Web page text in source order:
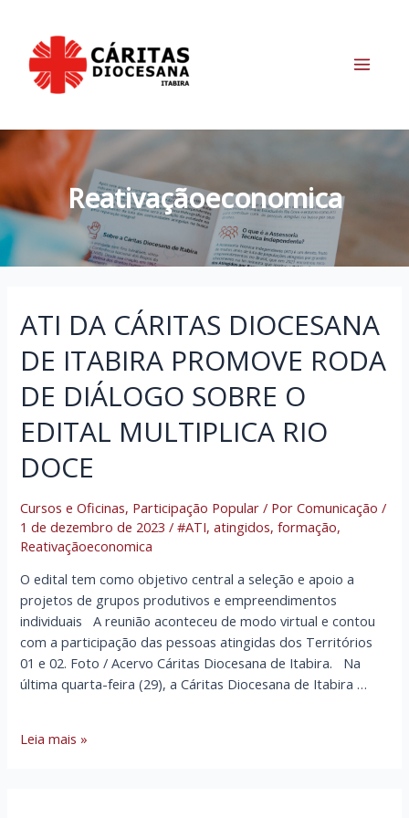
conteúdo
Reativaçãoeconomica
ATI DA CÁRITAS DIOCESANA
DE ITABIRA PROMOVE RODA
DE DIÁLOGO SOBRE O
EDITAL MULTIPLICA RIO
DOCE
Cursos e Oficinas, Participação Popular / PorComunicação/
1 de dezembro de 2023/#ATI,atingidos,formação,
Reativaçãoeconomica
O edital tem como objetivo central a seleção e apoio a
projetos de grupos produtivos e empreendimentos
individuais A reunião aconteceu de modo virtual e contou
com a participação das pessoas atingidas dos Territórios
01 e 02. Foto / Acervo Cáritas Diocesana de Itabira. Na
última quarta-feira (29), a Cáritas Diocesana de Itabira …
ATI
Leia mais »